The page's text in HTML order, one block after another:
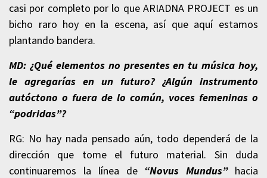
casi por completo por lo que ARIADNA PROJECT es un
bicho raro hoy en la escena, así que aquí estamos
plantando bandera.
MD: ¿Qué elementos no presentes en tu música hoy,
le agregarías en un futuro? ¿Algún instrumento
autóctono o fuera de lo común, voces femeninas o
“podridas”?
RG: No hay nada pensado aún, todo dependerá de la
dirección que tome el futuro material. Sin duda
continuaremos la línea de“Novus Mundus” hacia